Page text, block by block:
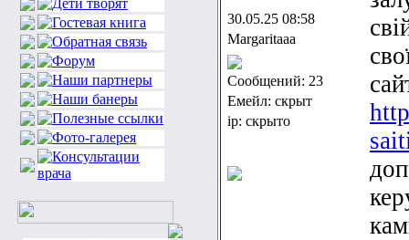
30.05.25 08:58
Margaritaaa
Сообщений: 23
Емейл: скрыт
ip: скрыто